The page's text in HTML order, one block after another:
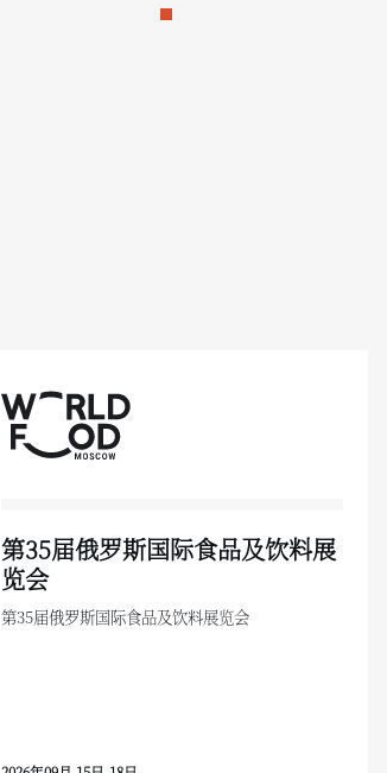
第35届俄罗斯国际食品及饮料展
览会
第35届俄罗斯国际食品及饮料展览会